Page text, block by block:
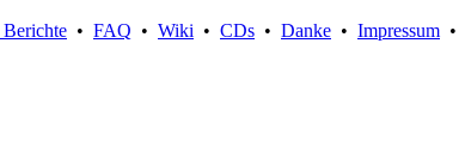
• FAQ • Wiki • CDs • Danke • Impressum •